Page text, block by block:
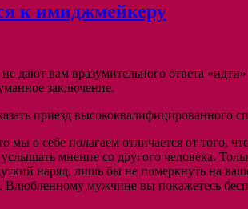
к имиджмейкеру
дают вам вразумительного ответа
заключение.
приезд высококвалифицированного
мы о себе полагаем отличается от
мнение со другого человека.
наряд, лишь бы не померкнуть на
Влюбленному мужчине вы покажетесь